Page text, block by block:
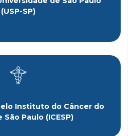
(USP-SP)
Instituto do Câncer do
São Paulo (ICESP)